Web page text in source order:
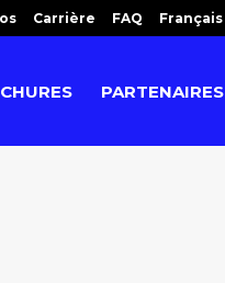
Carrière FAQ Français
PARTENAIRES